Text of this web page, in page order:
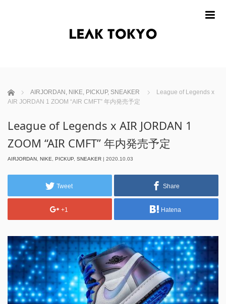
ホーム AIRJORDAN , NIKE, PICKUP, SNEAKER
League of Legends x
AIR JORDAN 1 ZOOM “AIR CMFT” 年内発売予定
League of Legends x AIR JORDAN 1
ZOOM “AIR CMFT” 年内発売予定
AIRJORDAN NIKE PICKUP SNEAKER | 2020.10.03
Tweet Share
+1 Hatena